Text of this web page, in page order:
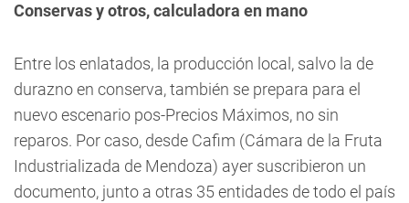
Conservas y otros, calculadora en mano
Entre los enlatados, la producción local, salvo la de
durazno en conserva, también se prepara para el
nuevo escenario pos-Precios Máximos, no sin
reparos. Por caso, desde Cafim (Cámara de la Fruta
Industrializada de Mendoza) ayer suscribieron un
documento, junto a otras 35 entidades de todo el país